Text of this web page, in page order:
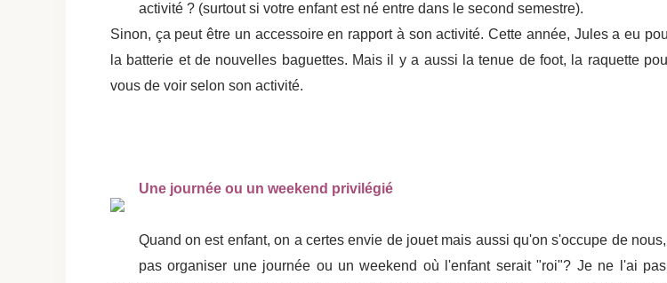
activité ? (surtout si votre enfant est né entre dans le second semestre).
Sinon, ça peut être un accessoire en rapport à son activité. Cette année, Jules a eu
la batterie et de nouvelles baguettes. Mais il y a aussi la tenue de foot, la raquette
vous de voir selon son activité.
Une journée ou un weekend privilégié
Quand on est enfant, on a certes envie de jouet mais aussi qu'on s'occupe de
pas organiser une journée ou un weekend où l'enfant serait "roi"? Je ne l'ai